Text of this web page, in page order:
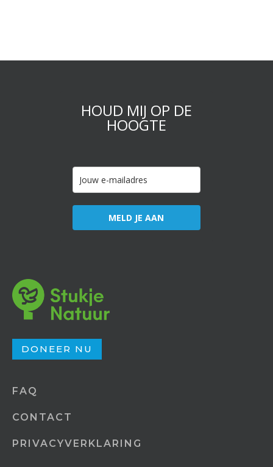
HOUD MIJ OP DE
HOOGTE
MELD JE AAN
DONEER NU
FAQ
CONTACT
PRIVACYVERKLARING